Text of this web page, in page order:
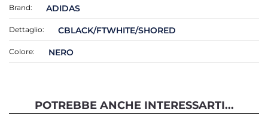
Brand: ADIDAS
Dettaglio: CBLACK/FTWHITE/SHORED
Colore: NERO
POTREBBE ANCHE INTERESSARTI...